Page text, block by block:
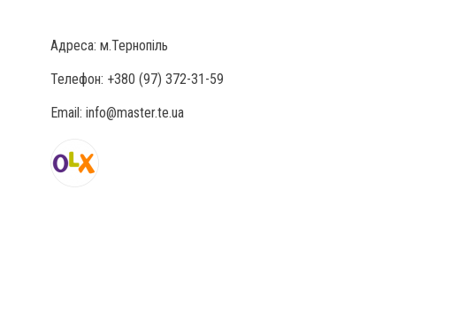
Адреса: м.Тернопіль
Телефон: +380 (97) 372-31-59
Email: info@master.te.ua